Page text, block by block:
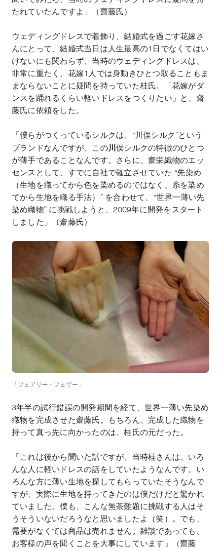
たれていたんですよ」（齋藤氏）
ウェディングドレスで着飾り、結婚式を過ごす花嫁さ
んにとって、結婚式当日は人生最高の1 日でなくてはい
けないにも関わらず、当時のウェディングドレスは、
非常に重たく、花嫁1 人では身動きひとつ取ることもま
まならないことに疑問を持っていた桂氏。「花嫁がダ
ンスを踊れるくらい軽いドレスをつくりたい」と、齋
藤氏に依頼をした。
「僕らがつくっているシルクは、 “ 川俣シルク ” という
ブランドなんですが、この川俣シルクの特徴のひとつ
が薄手であることなんです。さらに、齋栄織物のエッ
センスとして、すでに自社で確立させていた “先染め
（生地を織ってから色を染めるのではなく、糸を染め
てから生地を織る手法）” を合わせて、“世界一薄い先
染め織物” に挑戦しようと、2009年に開発をスタート
しました」（齋藤氏）
「フェアリー・フェザー」
3年半の試行錯誤の開発期間を経て、世界一薄い先染め
織物を完成させた齋藤氏。もちろん、完成した織物を
持って真っ先に向かったのは、桂氏の元だった。
「これは後から聞いた話ですが、当時桂さんは、いろ
んな人に軽いドレスの話をしていたようなんです。い
ろんな方に薄い生地を探してもらっていたそうなんで
すが、実際に生地を持ってきたのは僕だけだと驚かれ
ていました。僕も、こんな無茶難題に挑戦する人はそ
うそういないだろうなと思いましたよ（笑）。でも、
需要がなくては商品は売れません。雑談であっても、
お客様の声を聞くことを大事にしています」（齋藤